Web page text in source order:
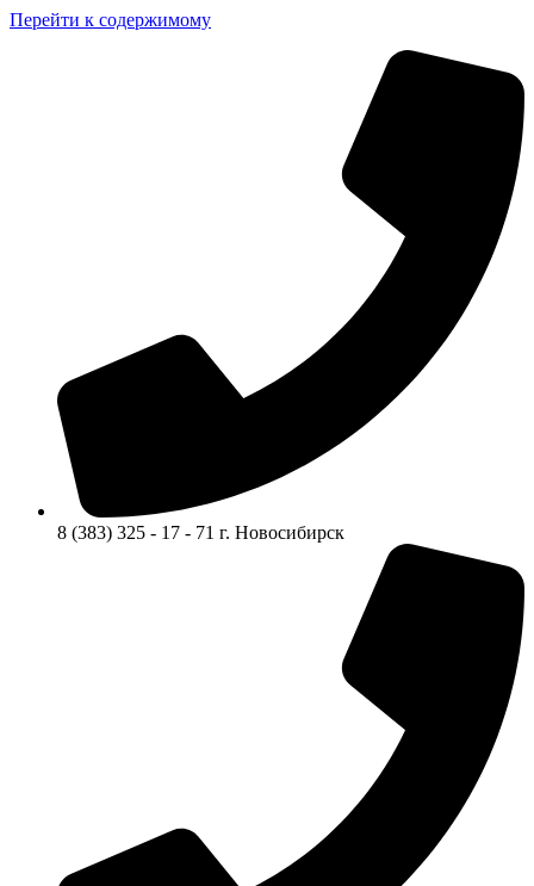
Перейти к содержимому
8 (383) 325 - 17 - 71 г. Новосибирск